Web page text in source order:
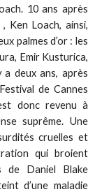
10 ans après
Ken Loach, ainsi,
palmes d’or : les
Emir Kusturica,
a deux ans, après
de Cannes
donc revenu à
suprême. Une
cruelles et
qui broient
de Daniel Blake
d’une maladie